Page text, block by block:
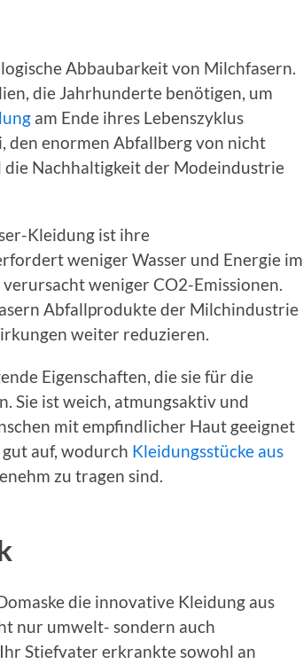
Abbaubarkeit von Milchfasern.
die Jahrhunderte benötigen, um
am Ende ihres Lebenszyklus
den enormen Abfallberg von nicht
Nachhaltigkeit der Modeindustrie
Kleidung ist ihre
weniger Wasser und Energie im
weniger CO2-Emissionen.
Abfallprodukte der Milchindustrie
weiter reduzieren.
Eigenschaften, die sie für die
Sie ist weich, atmungsaktiv und
mit empfindlicher Haut geeignet
auf, wodurch Kleidungsstücke aus
zu tragen sind.
die innovative Kleidung aus
nur umwelt- sondern auch
Stiefvater erkrankte sowohl an